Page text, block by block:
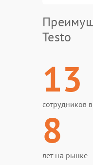
Testo
13
сотрудников
8
лет на рынке